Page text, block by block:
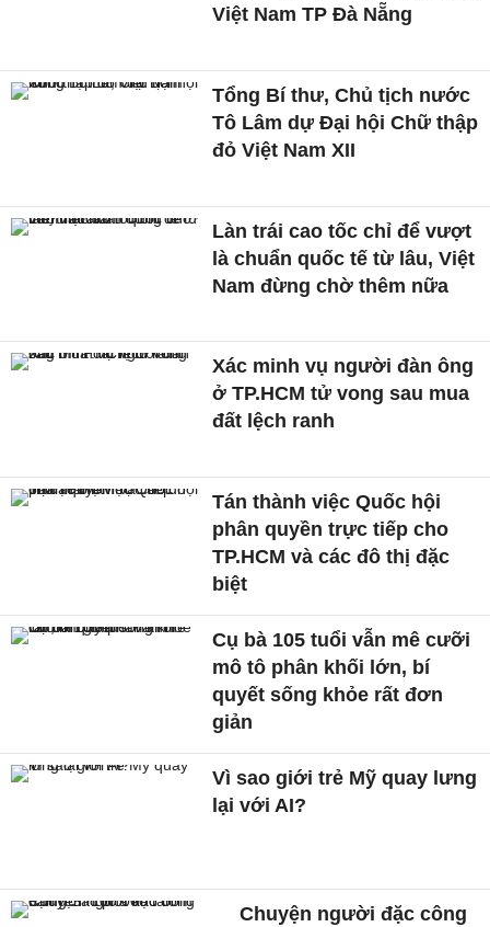
Việt Nam TP Đà Nẵng
Tổng Bí thư, Chủ tịch nước
Tô Lâm dự Đại hội Chữ thập
đỏ Việt Nam XII
Làn trái cao tốc chỉ để vượt
là chuẩn quốc tế từ lâu, Việt
Nam đừng chờ thêm nữa
Xác minh vụ người đàn ông
ở TP.HCM tử vong sau mua
đất lệch ranh
Tán thành việc Quốc hội
phân quyền trực tiếp cho
TP.HCM và các đô thị đặc
biệt
Cụ bà 105 tuổi vẫn mê cưỡi
mô tô phân khối lớn, bí
quyết sống khỏe rất đơn
giản
Vì sao giới trẻ Mỹ quay lưng
lại với AI?
Chuyện người đặc công